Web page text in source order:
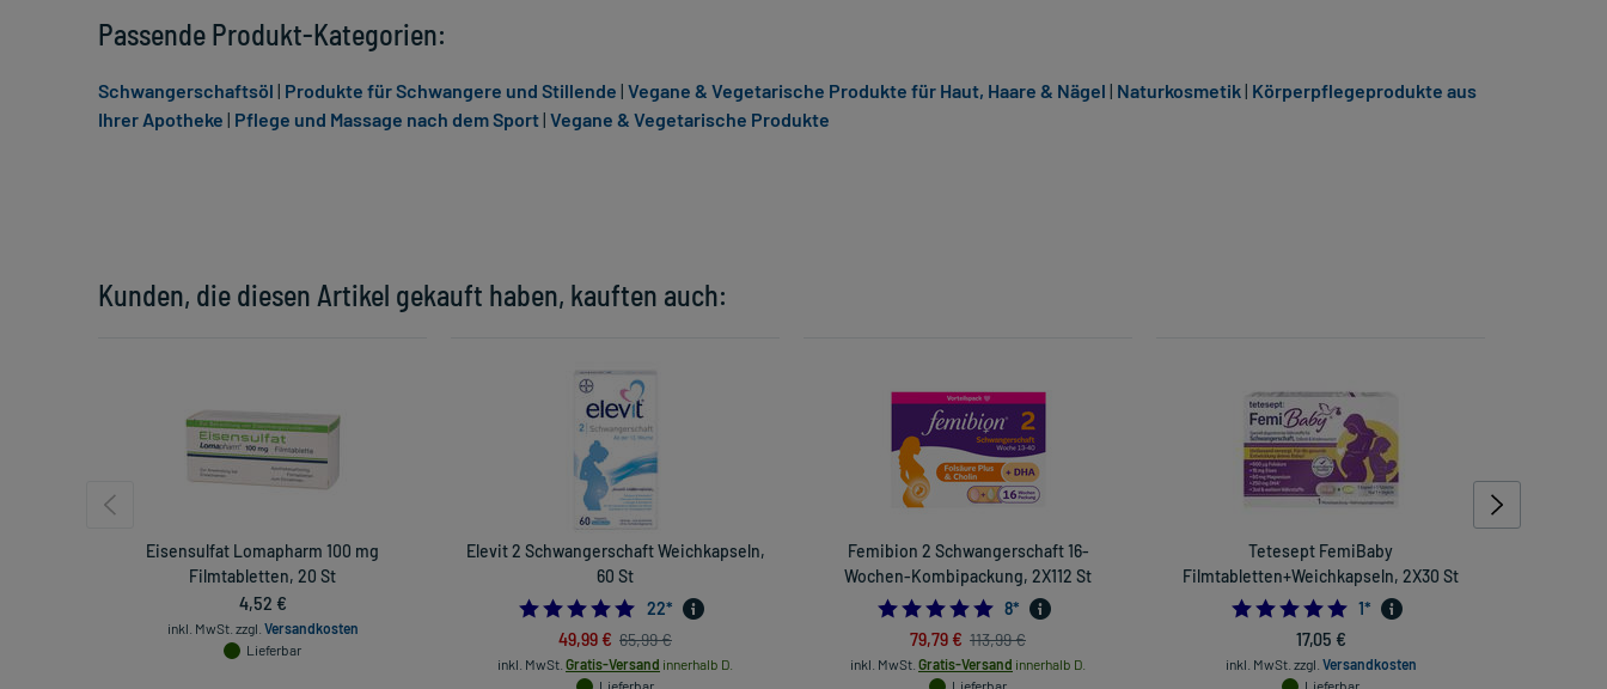
Kunden, die diesen Artikel gekauft haben, kauften auch:
Eisensulfat Lomapharm 100 mg
Filmtabletten, 20 St
4,52 €
inkl. MwSt. zzgl. Versandkosten
Lieferbar
Elevit 2 Schwangerschaft Weichkapseln,
60 St
5.0
22*
49,99 € 65,99 €
inkl. MwSt. Gratis-Versand innerhalb D.
Lieferbar
Femibion 2 Schwangerschaft 16-
Wochen-Kombipackung, 2X112 St
4.875
8*
79,79 € 113,99 €
inkl. MwSt. Gratis-Versand innerhalb D.
Lieferbar
Tetesept FemiBaby
Filmtabletten+Weichkapseln, 2X30 St
5.0
1*
17,05 €
inkl. MwSt. zzgl. Versandkosten
Lieferbar
Passende Produkt-Kategorien:
Schwangerschaftsöl | Produkte für Schwangere und Stillende | Vegane & Vegetarische Produkte für Haut, Haare & Nägel | Naturkosmetik| Körperpflegeprodukte aus
Ihrer Apotheke | Pflege und Massage nach dem Sport| Vegane & Vegetarische Produkte